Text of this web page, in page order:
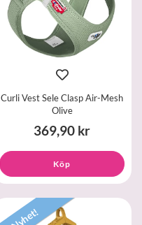
Curli Vest Sele Clasp Air-Mesh
Olive
369,90 kr
Köp
Nyhet!